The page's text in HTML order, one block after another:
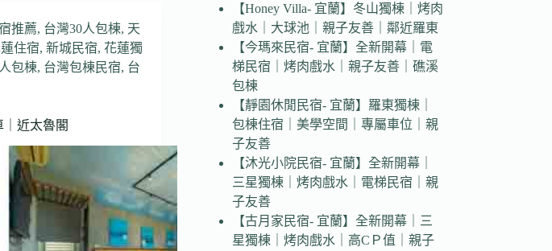
推薦, 台灣30人包棟, 天
住宿,新城民宿,花蓮獨
包棟, 台灣包棟民宿, 台
｜近太魯閣
【Honey Villa- 宜蘭】冬山獨棟｜烤肉
戲水｜大球池｜親子友善｜鄰近羅東
【今瑪來民宿- 宜蘭】全新開幕｜電
梯民宿｜烤肉戲水｜親子友善｜礁溪
包棟
【靜園休閒民宿- 宜蘭】羅東獨棟｜
包棟住宿｜美學空間｜專屬車位｜親
子友善
【沐光小院民宿- 宜蘭】全新開幕｜
三星獨棟｜烤肉戲水｜電梯民宿｜親
子友善
【古月家民宿- 宜蘭】全新開幕｜三
星獨棟｜烤肉戲水｜高CＰ值｜親子